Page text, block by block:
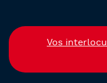
Vos